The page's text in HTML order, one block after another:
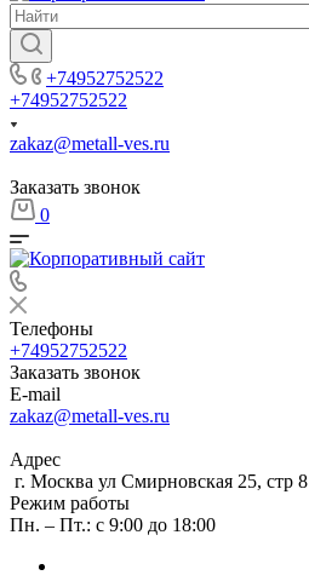
+74952752522
+74952752522
zakaz@metall-ves.ru
Заказать звонок
0
Телефоны
+74952752522
Заказать звонок
E-mail
zakaz@metall-ves.ru
Адрес
г. Москва ул Смирновская 25, стр 8
Режим работы
Пн. – Пт.: с 9:00 до 18:00